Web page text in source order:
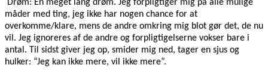
Drøm: En meget lang drøm. Jeg forpligtiger mig på alle mulige
måder med ting, jeg ikke har nogen chance for at
overkomme/klare, mens de andre omkring mig blot gør det, de nu
vil. Jeg ignoreres af de andre og forpligtigelserne vokser bare i
antal. Til sidst giver jeg op, smider mig ned, tager en sjus og
hulker: “Jeg kan ikke mere, vil ikke mere”.